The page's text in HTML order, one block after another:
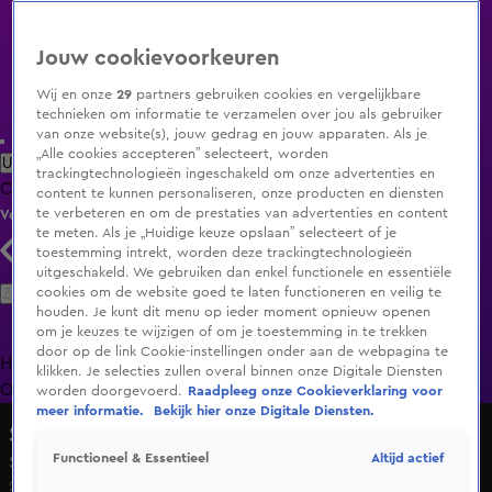
Uitzending Gemist Populaire programma's Zenders Genres
ClipsFilmsRadioSmart TV inlogShop
Volg KIJK
Zoeken
HomeUitzending Gemist Programma's De Bondgenoten
OranjezomerLivestreamsShop
Shownieuws
Sem van Dijk zegt Boxing Influencers af
25 nov 2024, 17:29
Jouw cookievoorkeuren
Wij en onze29 partners gebruiken cookies en vergelijkbare
technieken om informatie te verzamelen over jou als gebruiker
van onze website(s), jouw gedrag en jouw apparaten. Als je
„Alle cookies accepteren” selecteert, worden
trackingtechnologieën ingeschakeld om onze advertenties en
content te kunnen personaliseren, onze producten en diensten
te verbeteren en om de prestaties van advertenties en content
te meten. Als je „Huidige keuze opslaan” selecteert of je
toestemming intrekt, worden deze trackingtechnologieën
uitgeschakeld. We gebruiken dan enkel functionele en essentiële
cookies om de website goed te laten functioneren en veilig te
houden. Je kunt dit menu op ieder moment opnieuw openen
om je keuzes te wijzigen of om je toestemming in te trekken
door op de link Cookie-instellingen onder aan de webpagina te
klikken. Je selecties zullen overal binnen onze Digitale Diensten
worden doorgevoerd.
Raadpleeg onze Cookieverklaring voor
meer informatie.
Bekijk hier onze Digitale Diensten.
Functioneel & Essentieel Altijd actief